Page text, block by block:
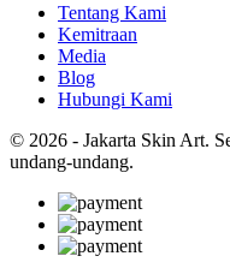
Tentang Kami
Kemitraan
Media
Blog
Hubungi Kami
© 2026 - Jakarta Skin Art.
undang-undang.